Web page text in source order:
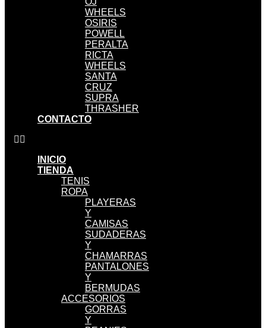
WHEELS
OSIRIS
POWELL
PERALTA
RICTA
WHEELS
SANTA
CRUZ
SUPRA
THRASHER
CONTACTO
INICIO
TIENDA
TENIS
ROPA
PLAYERAS
Y
CAMISAS
SUDADERAS
Y
CHAMARRAS
PANTALONES
Y
BERMUDAS
ACCESORIOS
GORRAS
Y